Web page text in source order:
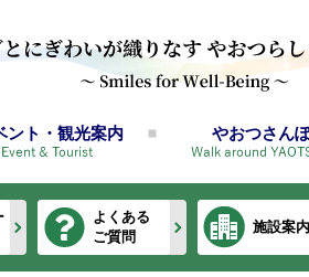
ント・観光案内 やおつさん
よくある
ご質問
施設案内